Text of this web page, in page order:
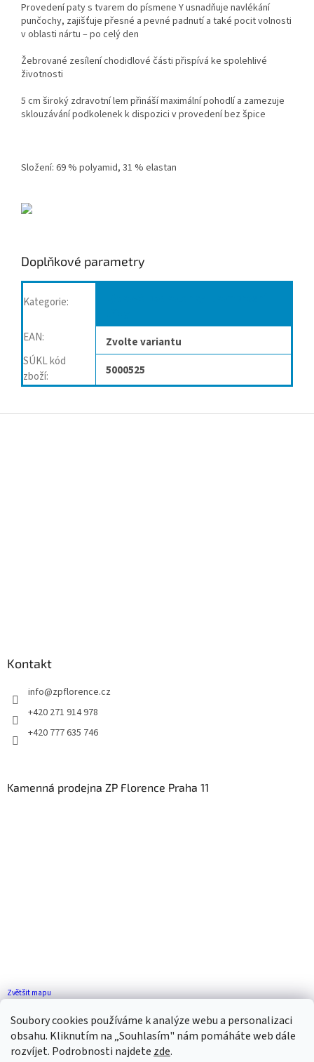
Soubory cookies používáme k analýze webu a personalizaci
obsahu. Kliknutím na „Souhlasím" nám pomáháte web dále
rozvíjet. Podrobnosti najdete zde.
Provedení paty s tvarem do písmene Y usnadňuje navlékání
punčochy, zajišťuje přesné a pevné padnutí a také pocit volnosti
v oblasti nártu – po celý den
Žebrované zesílení chodidlové části přispívá ke spolehlivé
životnosti
5 cm široký zdravotní lem přináší maximální pohodlí a zamezuje
sklouzávání podkolenek k dispozici v provedení bez špice
Složení: 69 % polyamid, 31 % elastan
Doplňkové parametry
Kategorie:
EAN:
Zvolte variantu
SÚKL kód
zboží: 5000525
Kontakt
info@zpflorence.cz
+420 271 914 978
+420 777 635 746
Kamenná prodejna ZP Florence Praha 11
Zvětšit mapu